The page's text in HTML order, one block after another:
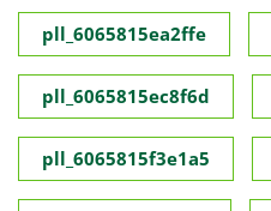
pll_6065815ea2ffe
pll_6065815ec8f6d
pll_6065815f3e1a5